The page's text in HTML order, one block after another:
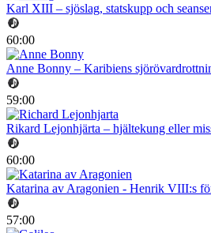
Karl XIII – sjöslag, statskupp och
60:00
Anne Bonny – Karibiens
59:00
Rikard Lejonhjärta – hjältekung eller
60:00
Katarina av Aragonien - Henrik VIII:s
57:00